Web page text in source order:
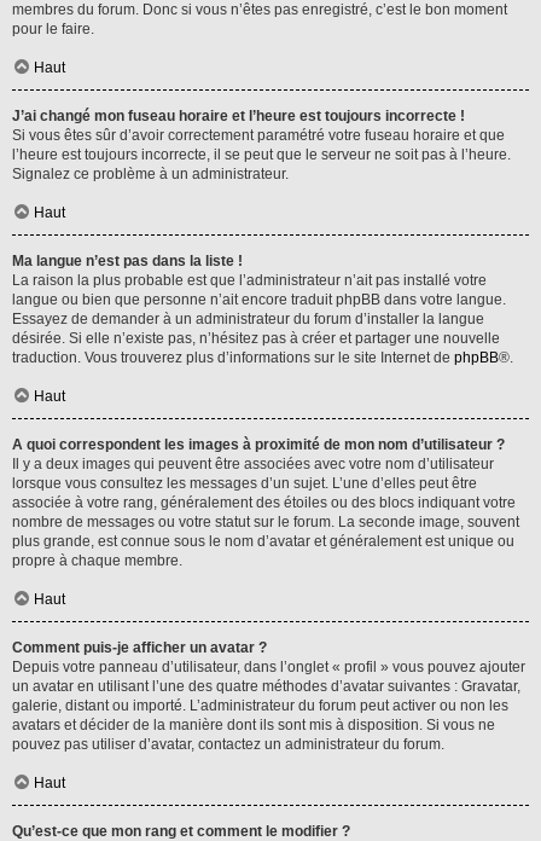
membres du forum. Donc si vous n’êtes pas enregistré, c’est le bon moment
pour le faire.
Haut
J’ai changé mon fuseau horaire et l’heure est toujours incorrecte !
Si vous êtes sûr d’avoir correctement paramétré votre fuseau horaire et que
l’heure est toujours incorrecte, il se peut que le serveur ne soit pas à l’heure.
Signalez ce problème à un administrateur.
Haut
Ma langue n’est pas dans la liste !
La raison la plus probable est que l’administrateur n’ait pas installé votre
langue ou bien que personne n’ait encore traduit phpBB dans votre langue.
Essayez de demander à un administrateur du forum d’installer la langue
désirée. Si elle n’existe pas, n’hésitez pas à créer et partager une nouvelle
traduction. Vous trouverez plus d’informations sur le site Internet de phpBB®.
Haut
A quoi correspondent les images à proximité de mon nom d’utilisateur ?
Il y a deux images qui peuvent être associées avec votre nom d’utilisateur
lorsque vous consultez les messages d’un sujet. L’une d’elles peut être
associée à votre rang, généralement des étoiles ou des blocs indiquant votre
nombre de messages ou votre statut sur le forum. La seconde image, souvent
plus grande, est connue sous le nom d’avatar et généralement est unique ou
propre à chaque membre.
Haut
Comment puis-je afficher un avatar ?
Depuis votre panneau d’utilisateur, dans l’onglet « profil » vous pouvez ajouter
un avatar en utilisant l’une des quatre méthodes d’avatar suivantes : Gravatar,
galerie, distant ou importé. L’administrateur du forum peut activer ou non les
avatars et décider de la manière dont ils sont mis à disposition. Si vous ne
pouvez pas utiliser d’avatar, contactez un administrateur du forum.
Haut
Qu’est-ce que mon rang et comment le modifier ?